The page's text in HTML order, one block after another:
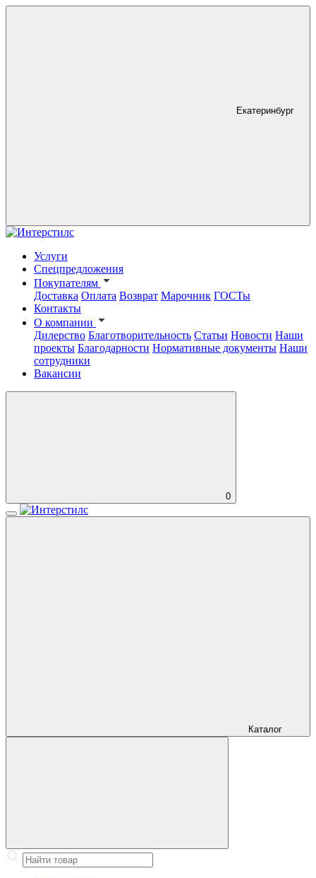
Екатеринбург
Услуги
Спецпредложения
Покупателям
Доставка Оплата Возврат Марочник ГОСТы
Контакты
О компании
Дилерство Благотворительность Статьи Новости Наши
проекты Благодарности Нормативные документы Наши
сотрудники
Вакансии
0
Каталог